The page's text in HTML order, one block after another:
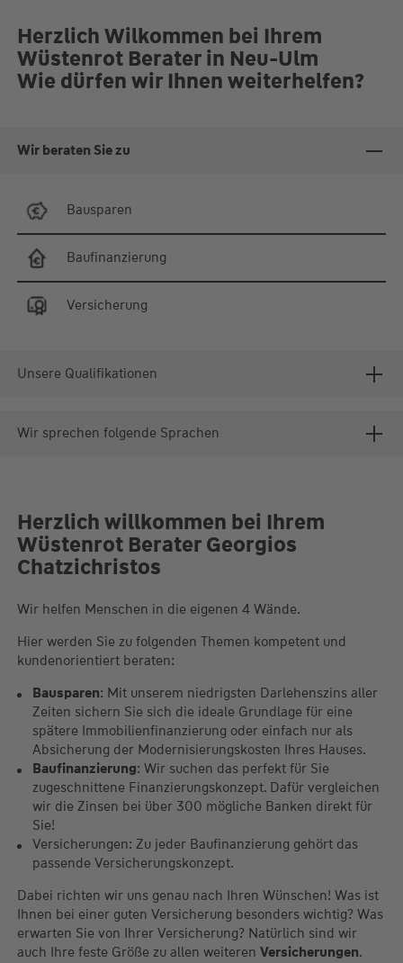
Herzlich Wilkommen bei Ihrem
Wüstenrot Berater in Neu-Ulm
Wie dürfen wir Ihnen weiterhelfen?
Wir beraten Sie zu
Bausparen
Baufinanzierung
Versicherung
Unsere Qualifikationen
Wir sprechen folgende Sprachen
Herzlich willkommen bei Ihrem
Wüstenrot Berater Georgios
Chatzichristos
Wir helfen Menschen in die eigenen 4 Wände.
Hier werden Sie zu folgenden Themen kompetent und
kundenorientiert beraten:
Bausparen: Mit unserem niedrigsten Darlehenszins aller
Zeiten sichern Sie sich die ideale Grundlage für eine
spätere Immobilienfinanzierung oder einfach nur als
Absicherung der Modernisierungskosten Ihres Hauses.
Baufinanzierung: Wir suchen das perfekt für Sie
zugeschnittene Finanzierungskonzept. Dafür vergleichen
wir die Zinsen bei über 300 mögliche Banken direkt für
Sie!
Versicherungen: Zu jeder Baufinanzierung gehört das
passende Versicherungskonzept.
Dabei richten wir uns genau nach Ihren Wünschen! Was ist
Ihnen bei einer guten Versicherung besonders wichtig? Was
erwarten Sie von Ihrer Versicherung? Natürlich sind wir
auch Ihre feste Größe zu allen weiteren Versicherungen.